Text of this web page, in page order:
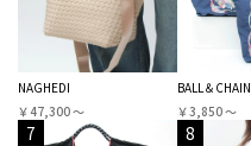
NAGHEDI
￥47,300 〜
BALL＆CHAIN
￥3,850 〜
7 8